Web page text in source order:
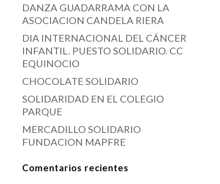
DANZA GUADARRAMA CON LA
ASOCIACION CANDELA RIERA
DIA INTERNACIONAL DEL CÁNCER
INFANTIL. PUESTO SOLIDARIO. CC
EQUINOCIO
CHOCOLATE SOLIDARIO
SOLIDARIDAD EN EL COLEGIO
PARQUE
MERCADILLO SOLIDARIO
FUNDACION MAPFRE
Comentarios recientes